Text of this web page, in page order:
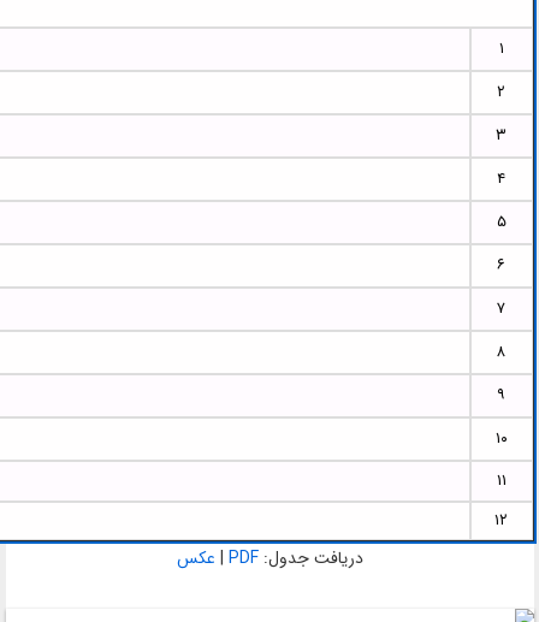
۱
۲
۳
۴
۵
۶
۷
۸
۹
۱۰
۱۱
۱۲
دریافت جدول:PDF
| عکس